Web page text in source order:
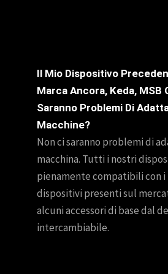
Il Mio Dispositivo
Marca Ancora, Keda, MSB
Saranno Problemi Di
Macchine?
Non ci saranno problemi di
macchina. Tutti i nostri
pienamente compatibili con
dispositivi presenti sul
alcuni accessori di base dal
intercambiabile.